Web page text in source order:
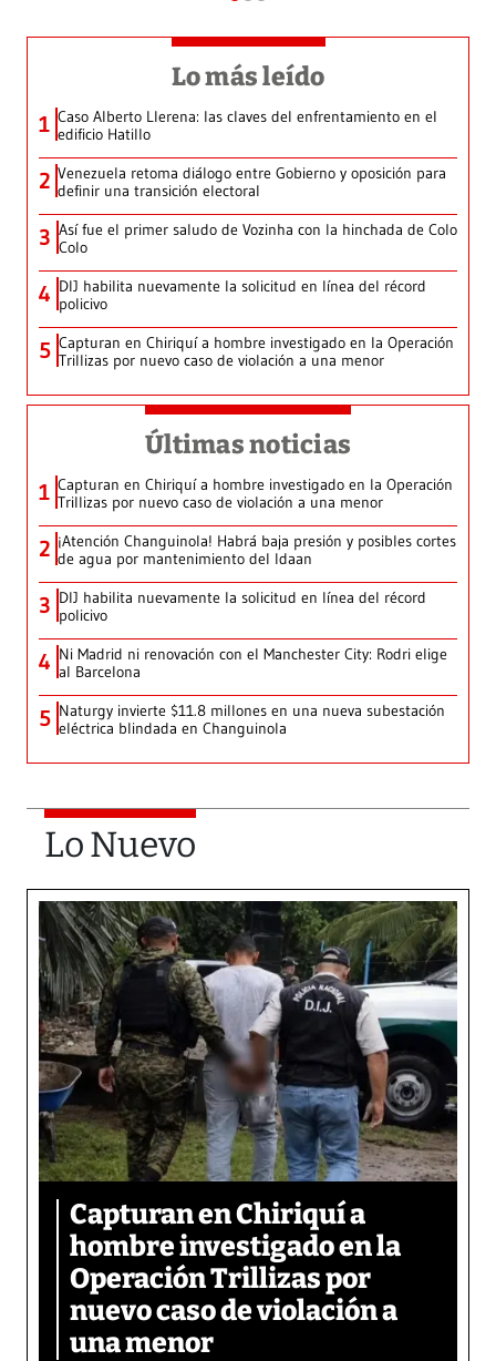
Lo más leído
1 Caso Alberto Llerena: las claves del enfrentamiento en el
edificio Hatillo
2 Venezuela retoma diálogo entre Gobierno y oposición para
definir una transición electoral
3 Así fue el primer saludo de Vozinha con la hinchada de Colo
Colo
4 DIJ habilita nuevamente la solicitud en línea del récord
policivo
5 Capturan en Chiriquí a hombre investigado en la Operación
Trillizas por nuevo caso de violación a una menor
Últimas noticias
1 Capturan en Chiriquí a hombre investigado en la Operación
Trillizas por nuevo caso de violación a una menor
2 ¡Atención Changuinola! Habrá baja presión y posibles cortes
de agua por mantenimiento del Idaan
3 DIJ habilita nuevamente la solicitud en línea del récord
policivo
4 Ni Madrid ni renovación con el Manchester City: Rodri elige
al Barcelona
5 Naturgy invierte $11.8 millones en una nueva subestación
eléctrica blindada en Changuinola
Lo Nuevo
Capturan en Chiriquí a
hombre investigado en la
Operación Trillizas por
nuevo caso de violación a
una menor